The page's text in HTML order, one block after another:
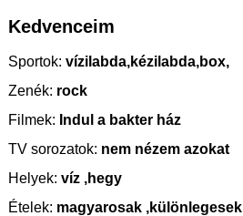
Kedvenceim
Sportok: vízilabda,kézilabda,box,
Zenék: rock
Filmek: Indul a bakter ház
TV sorozatok: nem nézem azokat
Helyek: víz ,hegy
Ételek: magyarosak ,különlegesek